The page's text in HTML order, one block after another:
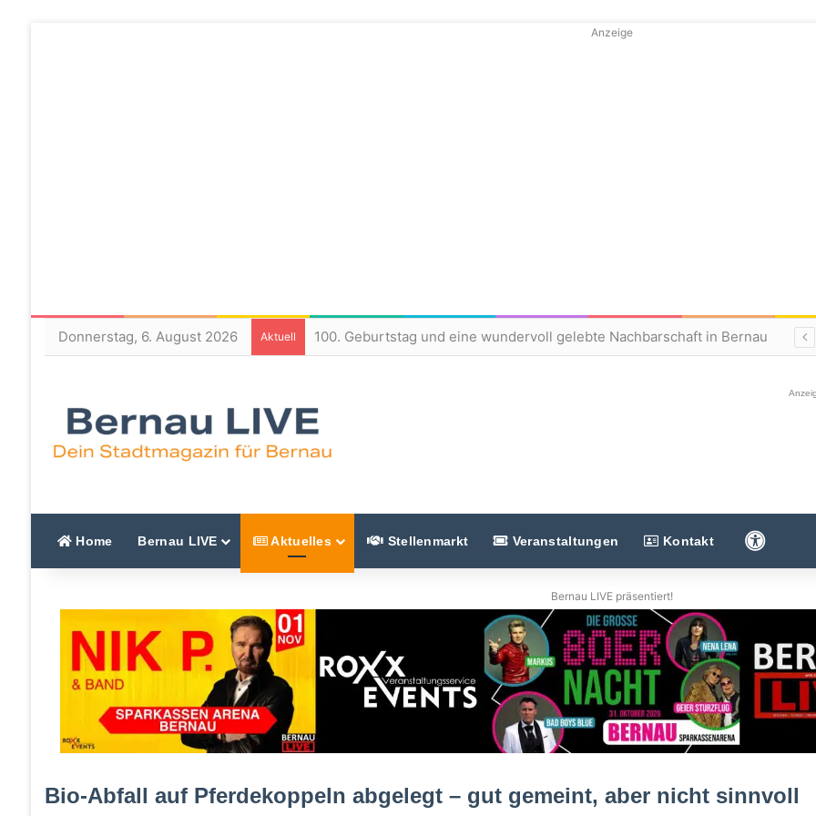
Anzeige
Donnerstag, 6. August 2026 Aktuell 100. Geburtstag und eine wundervoll gelebte Nachbarschaft in Bernau
Home Bernau LIVE Aktuelles Stellenmarkt Veranstaltungen Kontakt
Bernau LIVE präsentiert!
Bio-Abfall auf Pferdekoppeln abgelegt – gut gemeint, aber nicht sinnvoll